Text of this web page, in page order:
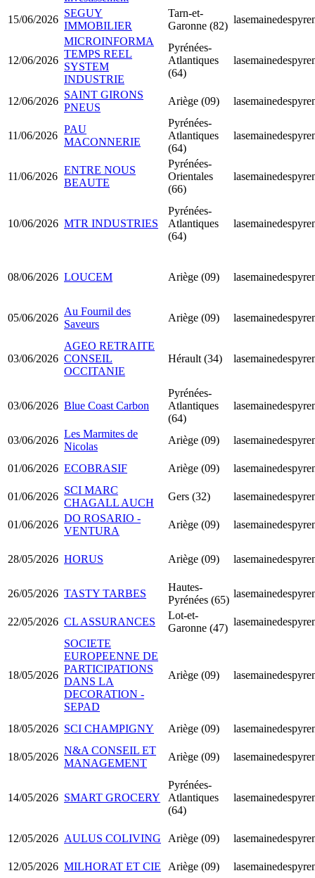
15/06/2026
SEGUY
IMMOBILIER
Tarn-et-
Garonne (82)
12/06/2026
MICROINFORMA
TEMPS REEL
SYSTEM
INDUSTRIE
Pyrénées-
Atlantiques
(64)
12/06/2026
SAINT GIRONS
PNEUS
Ariège (09)
11/06/2026
PAU
MACONNERIE
Pyrénées-
Atlantiques
(64)
11/06/2026
ENTRE NOUS
BEAUTE
Pyrénées-
Orientales
(66)
10/06/2026 MTR INDUSTRIES
Pyrénées-
Atlantiques
(64)
08/06/2026 LOUCEM Ariège (09)
05/06/2026
Au Fournil des
Saveurs
Ariège (09)
03/06/2026
AGEO RETRAITE
CONSEIL
OCCITANIE
Hérault (34)
03/06/2026 Blue Coast Carbon
Pyrénées-
Atlantiques
(64)
03/06/2026
Les Marmites de
Nicolas
Ariège (09)
01/06/2026 ECOBRASIF Ariège (09)
01/06/2026
SCI MARC
CHAGALL AUCH
Gers (32)
01/06/2026
DO ROSARIO -
VENTURA
Ariège (09)
28/05/2026 HORUS Ariège (09)
26/05/2026 TASTY TARBES
Hautes-
Pyrénées (65)
22/05/2026 CL ASSURANCES
Lot-et-
Garonne (47)
18/05/2026
SOCIETE
EUROPEENNE DE
PARTICIPATIONS
DANS LA
DECORATION -
SEPAD
Ariège (09)
18/05/2026 SCI CHAMPIGNY Ariège (09)
18/05/2026
N&A CONSEIL ET
MANAGEMENT
Ariège (09)
14/05/2026 SMART GROCERY
Pyrénées-
Atlantiques
(64)
12/05/2026 AULUS COLIVING Ariège (09)
12/05/2026 MILHORAT ET CIE Ariège (09)